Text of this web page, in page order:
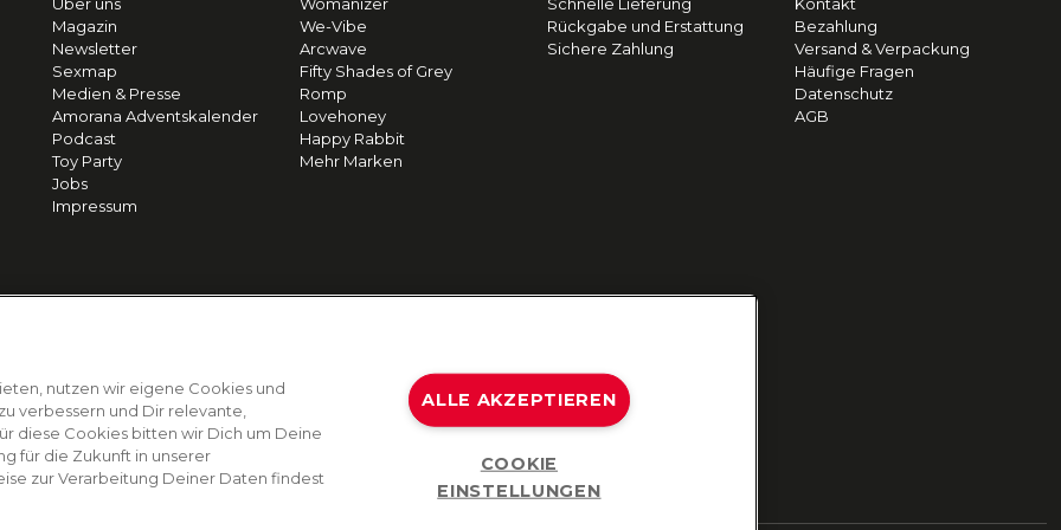
Magazin
Newsletter
Sexmap
Medien & Presse
Amorana Adventskalender
Podcast
Toy Party
Jobs
Impressum
We-Vibe
Arcwave
Fifty Shades of Grey
Romp
Lovehoney
Happy Rabbit
Mehr Marken
Rückgabe und Erstattung
Sichere Zahlung
Bezahlung
Versand & Verpackung
Häufige Fragen
Datenschutz
AGB
nutzen wir eigene Cookies und
verbessern und Dir relevante,
diese Cookies bitten wir Dich um Deine
für die Zukunft in unserer
zur Verarbeitung Deiner Daten findest
ALLE AKZEPTIEREN
COOKIE
EINSTELLUNGEN